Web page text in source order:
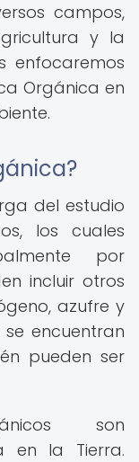
campos,
y la
enfocaremos
Orgánica en
del estudio
los cuales
por
incluir otros
azufre y
encuentran
pueden ser
son
en la Tierra.